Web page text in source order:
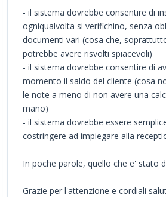
- il sistema dovrebbe consentire di
ogniqualvolta si verifichino, senza
documenti vari (cosa che,
potrebbe avere risvolti spiacevoli)
- il sistema dovrebbe consentire di
momento il saldo del cliente (cosa
le note a meno di non avere una
mano)
- il sistema dovrebbe essere
costringere ad impiegare alla
In poche parole, quello che e' stato
Grazie per l'attenzione e cordiali